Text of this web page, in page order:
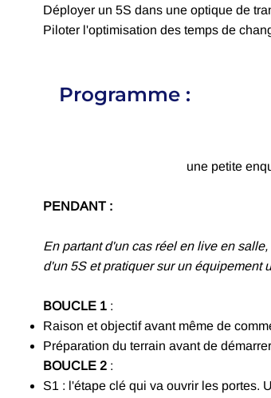
Déployer un 5S dans une optique de
Piloter l'optimisation des temps de
Programme :
une petite
PENDANT :
En partant d'un cas réel en live en
d'un 5S et pratiquer sur un équipement
BOUCLE 1:
Raison et objectif avant même de
Préparation du terrain avant de
BOUCLE 2:
S1 : l'étape clé qui va ouvrir les portes.